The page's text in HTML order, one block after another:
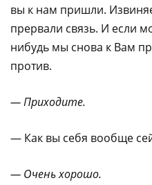
вы к нам пришли.
прервали связь. И если
нибудь мы снова к Вам
против.
— Приходите.
— Как вы себя вообще
— Очень хорошо.